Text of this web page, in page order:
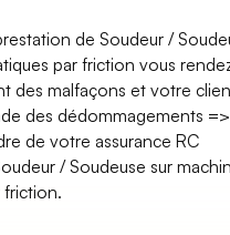
de Soudeur /
par friction vous
des malfaçons et votre
des dédommagements
de votre assurance RC
/ Soudeuse sur
friction.